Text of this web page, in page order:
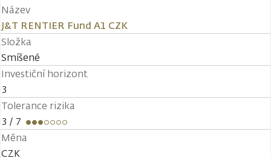
Název
J&T RENTIER Fund A1 CZK
Složka
Smíšené
Investiční horizont
3
Tolerance rizika
3 / 7
Měna
CZK